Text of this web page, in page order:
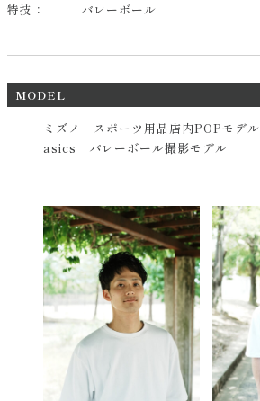
特技：
バレーボール
MODEL
ミズノ スポーツ用品店内POPモデル
asics バレーボール撮影モデル